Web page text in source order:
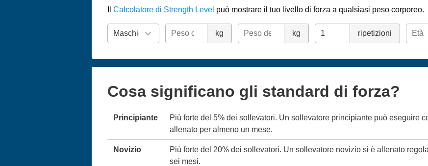
Calcolatore di Strength Level può mostrare il tuo livello di forza a qualsiasi peso corporeo.
kg kg ripetizioni
Cosa significano gli standard di forza?
Principiante
Più forte del 5% dei sollevatori. Un sollevatore principiante può eseguire
allenato per almeno un mese.
Novizio
Più forte del 20% dei sollevatori. Un sollevatore novizio si è allenato
sei mesi.